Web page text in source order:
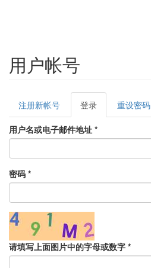
用户帐号
Primary
tabs
注册新帐号 登录 (active
tab)
重设密码
用户名或电子邮件地址 *
密码 *
请填写上面图片中的字母或数字 *